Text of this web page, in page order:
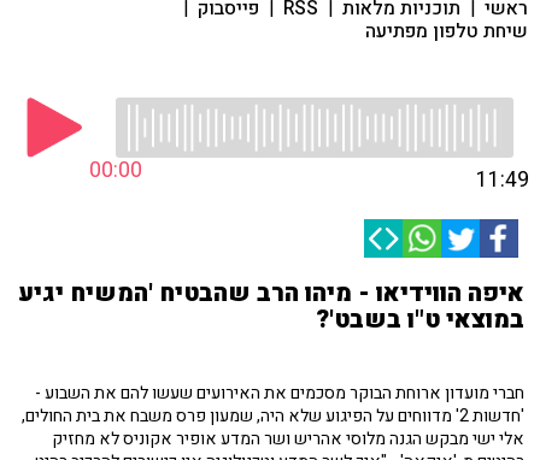
ראשי | תוכניות מלאות |
RSS
| פייסבוק |
שיחת טלפון מפתיעה
00:00 11:49
איפה הווידיאו - מיהו הרב שהבטיח 'המשיח יגיע
במוצאי ט"ו בשבט'?
חברי מועדון ארוחת הבוקר מסכמים את האירועים שעשו להם את השבוע -
'חדשות 2' מדווחים על הפיגוע שלא היה, שמעון פרס משבח את בית החולים,
אלי ישי מבקש הגנה מלוסי אהריש ושר המדע אופיר אקוניס לא מחזיק